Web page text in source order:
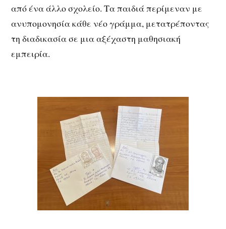
από ένα άλλο σχολείο. Τα παιδιά περίμεναν με
ανυπομονησία κάθε νέο γράμμα, μετατρέποντας
τη διαδικασία σε μια αξέχαστη μαθησιακή
εμπειρία.